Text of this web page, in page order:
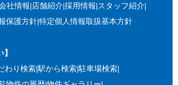
社情報 店舗紹介 採用情報 スタッフ紹介
保護方針 特定個人情報取扱基本方針
わり検索 駅から検索 駐車場検索